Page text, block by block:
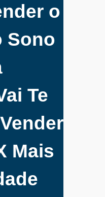
o
Sono
Te
Mais